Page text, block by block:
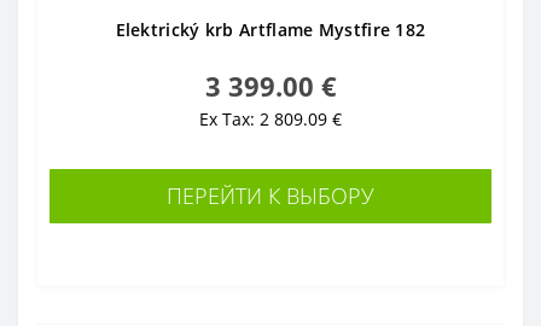
Elektrický krb Artflame Mystfire 182
3 399.00 €
Ex Tax: 2 809.09 €
ПЕРЕЙТИ К ВЫБОРУ